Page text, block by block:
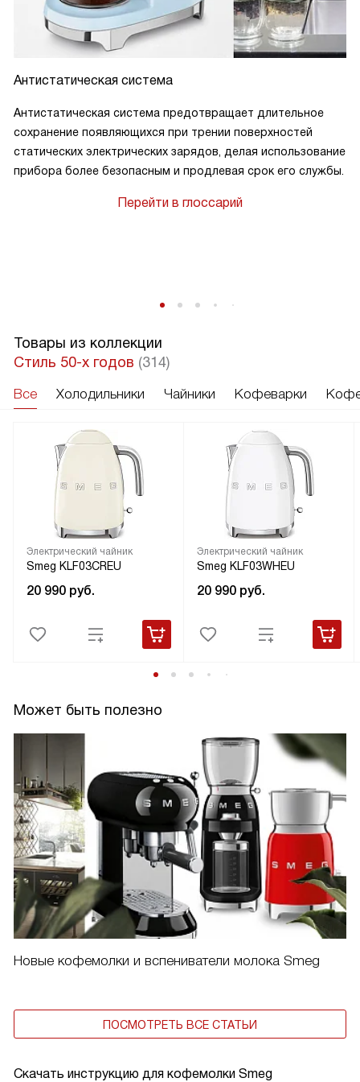
Скачать инструкцию для кофемолки Smeg
начинается с аромата свежемолотого кофе, и это просто
незабываемо!
Антистатическая система
Антистатическая система предотвращает длительное
сохранение появляющихся при трении поверхностей
статических электрических зарядов, делая использование
прибора более безопасным и продлевая срок его службы.
Перейти в глоссарий
Товары из коллекции
Стиль 50-х годов (314)
Все Холодильники Чайники Кофеварки
Электрический чайник
Smeg KLF03CREU
20 990 руб.
Электрический чайник
Smeg KLF03WHEU
20 990 руб.
Может быть полезно
Новые кофемолки и вспениватели молока Smeg
ПОСМОТРЕТЬ ВСЕ СТАТЬИ